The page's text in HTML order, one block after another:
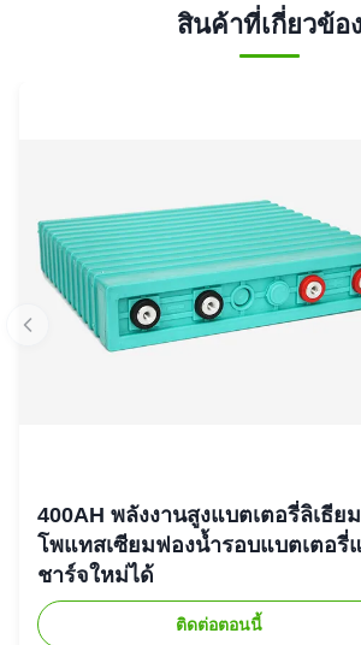
สินค้าที่เกี่ยวข้อง
400AH พลังงานสูงแบตเตอรี่ลิเธียม
โพแทสเซียมฟองน้ำรอบแบตเตอรี่
ชาร์จใหม่ได้
ติดต่อตอนนี้